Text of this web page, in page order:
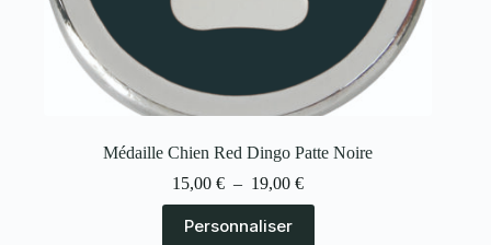
Médaille Chien Red Dingo Patte Noire
15,00€ – 19,00€
Personnaliser